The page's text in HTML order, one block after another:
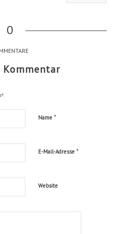
0
Name *
E-Mail-Adresse *
Website